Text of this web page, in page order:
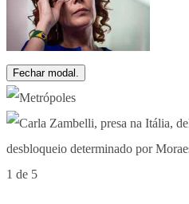
Fechar modal.
1 de 5